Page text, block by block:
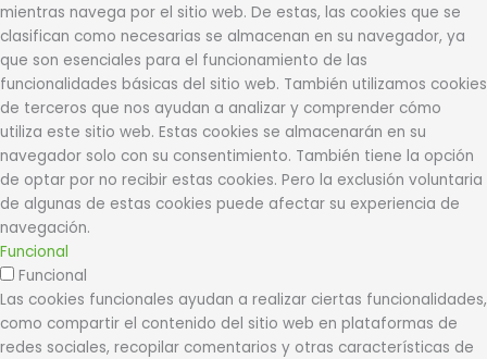
mientras navega por el sitio web. De estas, las cookies que se
clasifican como necesarias se almacenan en su navegador, ya
que son esenciales para el funcionamiento de las
funcionalidades básicas del sitio web. También utilizamos cookies
de terceros que nos ayudan a analizar y comprender cómo
utiliza este sitio web. Estas cookies se almacenarán en su
navegador solo con su consentimiento. También tiene la opción
de optar por no recibir estas cookies. Pero la exclusión voluntaria
de algunas de estas cookies puede afectar su experiencia de
navegación.
Funcional
Funcional
Las cookies funcionales ayudan a realizar ciertas funcionalidades,
como compartir el contenido del sitio web en plataformas de
redes sociales, recopilar comentarios y otras características de